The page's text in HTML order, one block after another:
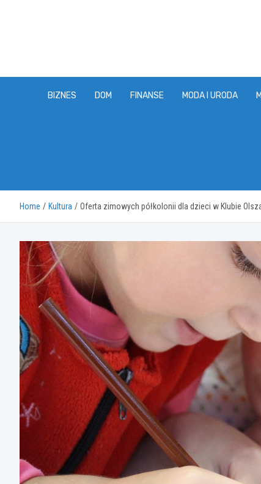
BIZNES DOM FINANSE MODA I URODA
Home Kultura Oferta zimowych półkolonii dla dzieci w Klubie